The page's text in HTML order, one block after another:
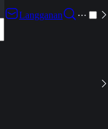
Langganan
···